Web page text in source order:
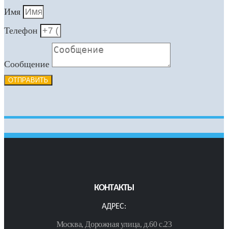
Имя
Телефон
Сообщение
ОТПРАВИТЬ
КОНТАКТЫ
АДРЕС:
Москва, Дорожная улица, д.60 с.23